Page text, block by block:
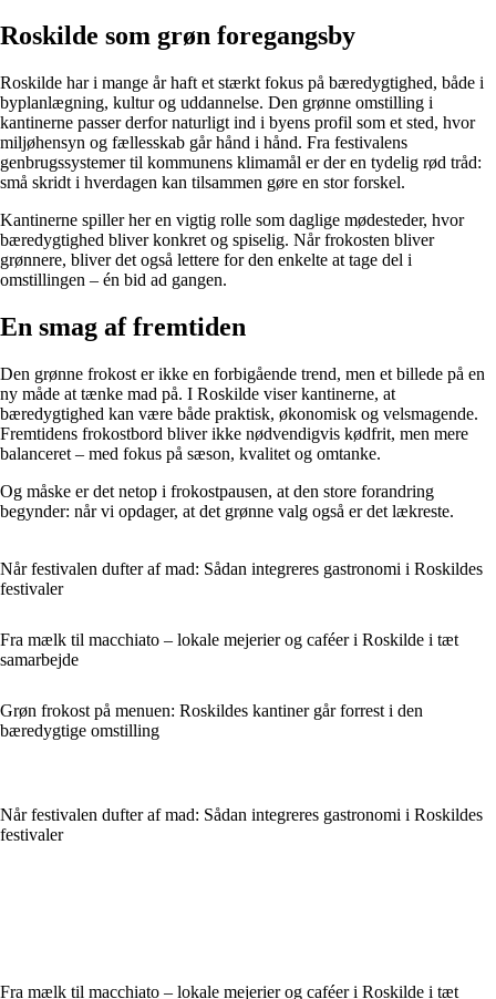
Roskilde som grøn foregangsby
Roskilde har i mange år haft et stærkt fokus på bæredygtighed, både i
byplanlægning, kultur og uddannelse. Den grønne omstilling i
kantinerne passer derfor naturligt ind i byens profil som et sted, hvor
miljøhensyn og fællesskab går hånd i hånd. Fra festivalens
genbrugssystemer til kommunens klimamål er der en tydelig rød tråd:
små skridt i hverdagen kan tilsammen gøre en stor forskel.
Kantinerne spiller her en vigtig rolle som daglige mødesteder, hvor
bæredygtighed bliver konkret og spiselig. Når frokosten bliver
grønnere, bliver det også lettere for den enkelte at tage del i
omstillingen – én bid ad gangen.
En smag af fremtiden
Den grønne frokost er ikke en forbigående trend, men et billede på en
ny måde at tænke mad på. I Roskilde viser kantinerne, at
bæredygtighed kan være både praktisk, økonomisk og velsmagende.
Fremtidens frokostbord bliver ikke nødvendigvis kødfrit, men mere
balanceret – med fokus på sæson, kvalitet og omtanke.
Og måske er det netop i frokostpausen, at den store forandring
begynder: når vi opdager, at det grønne valg også er det lækreste.
Når festivalen dufter af mad: Sådan integreres gastronomi i Roskildes
festivaler
Fra mælk til macchiato – lokale mejerier og caféer i Roskilde i tæt
samarbejde
Grøn frokost på menuen: Roskildes kantiner går forrest i den
bæredygtige omstilling
Når festivalen dufter af mad: Sådan integreres gastronomi i Roskildes
festivaler
Fra mælk til macchiato – lokale mejerier og caféer i Roskilde i tæt